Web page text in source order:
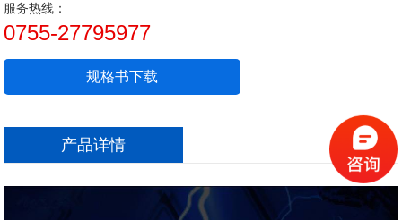
服务热线：
0755-27795977
规格书下载
产品详情